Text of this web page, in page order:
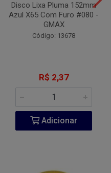
Disco Lixa Pluma 152mm
Azul X65 Com Furo #080 -
GMAX
Código: 13678
R$ 2,37
Adicionar